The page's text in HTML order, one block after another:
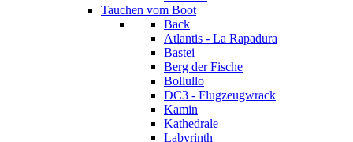
Tauchen vom Boot
Back
Atlantis - La Rapadura
Bastei
Berg der Fische
Bollullo
DC3 - Flugzeugwrack
Kamin
Kathedrale
Labyrinth